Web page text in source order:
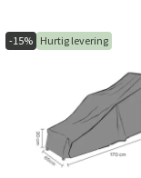
-15% Hurtig levering